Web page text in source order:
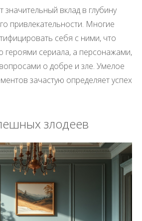
вклад в глубину
привлекательности. Многие
себя с ними, что
героями сериала, а персонажами,
о добре и зле. Умелое
зачастую определяет успех
злодеев